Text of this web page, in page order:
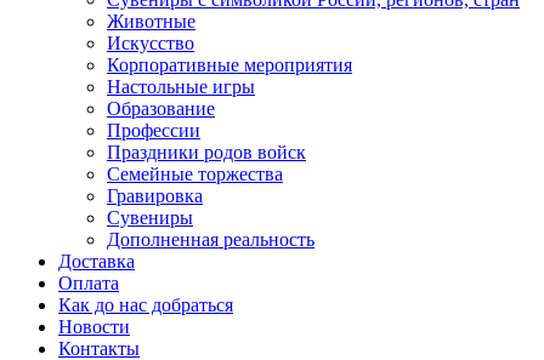
Животные
Искусство
Корпоративные мероприятия
Настольные игры
Образование
Профессии
Праздники родов войск
Семейные торжества
Гравировка
Сувениры
Дополненная реальность
Доставка
Оплата
Как до нас добраться
Новости
Контакты